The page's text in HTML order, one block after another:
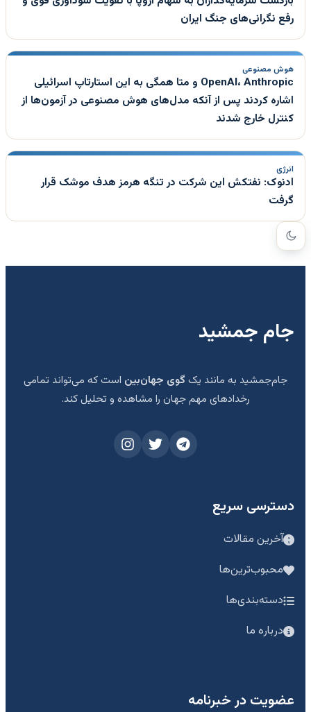
رفع نگرانی‌های جنگ ایران
هوش مصنوعی
OpenAI، Anthropic و متا همگی به این استارتاپ اسرائیلی
اشاره کردند پس از آنکه مدل‌های هوش مصنوعی در آزمون‌ها از
کنترل خارج شدند
انرژی
ادنوک: نفتکش این شرکت در تنگه هرمز هدف موشک قرار
گرفت
جام جمشید
جام‌جمشید به مانند یک گوی جهان‌بین است که می‌تواند تمامی
رخدادهای مهم جهان را مشاهده و تحلیل کند.
دسترسی سریع
آخرین مقالات
محبوب‌ترین‌ها
دسته‌بندی‌ها
درباره ما
عضویت در خبرنامه